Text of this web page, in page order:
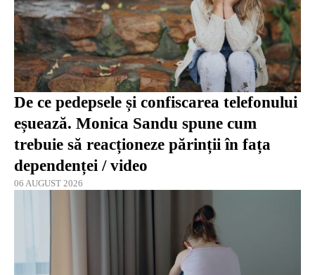
De ce pedepsele și confiscarea telefonului
eșuează. Monica Sandu spune cum
trebuie să reacționeze părinții în fața
dependenței / video
06 AUGUST 2026